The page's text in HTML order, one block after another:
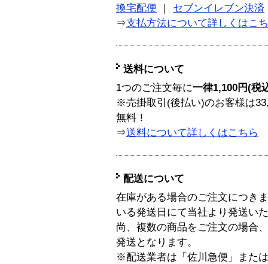
換宅配便
セブンイレブン決済
⇒支払方法について詳しくはこ
送料について
1つのご注文毎に一律1,100円(税
※売掛取引(後払い)のお客様は
無料！
⇒送料について詳しくはこちら
配送について
在庫がある場合のご注文につき
いる発送日にて当社より発送い
尚、複数の商品をご注文の場合
発送となります。
※配送業者は「佐川急便」また